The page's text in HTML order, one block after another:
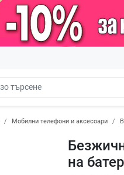
Мобилни телефони и аксесоари
на